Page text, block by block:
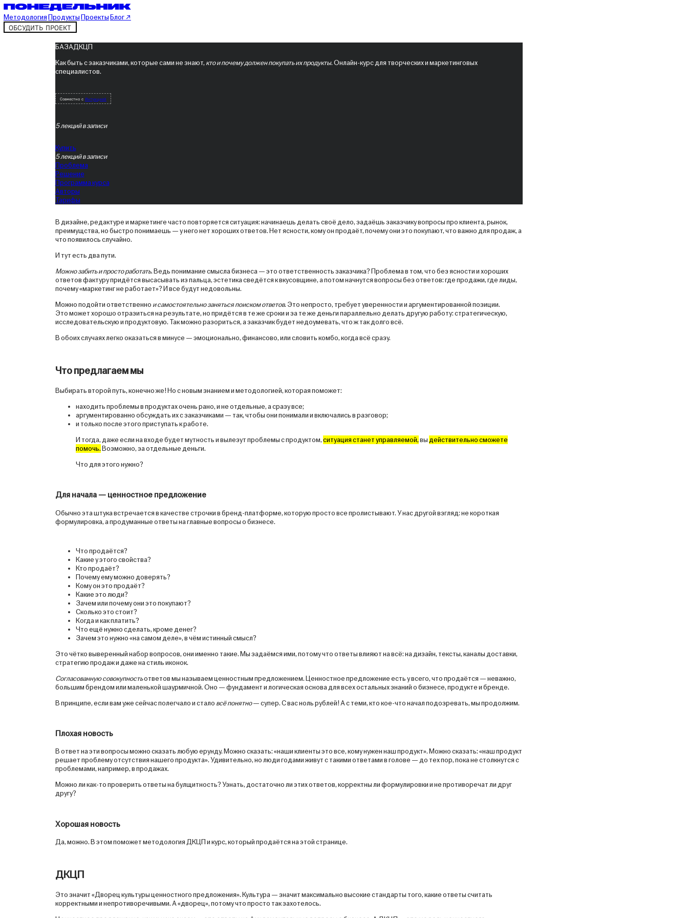
МетодологияПродуктыПроектыБлог ↗
ОБСУДИТЬ ПРОЕКТ
База ДКЦП
БАЗАДКЦП
Как быть с заказчиками, которые сами не знают, кто и почему должен покупать их продукты. Онлайн-курс для творческих и маркетинговых
специалистов.
Совместно с Интуицией
5 лекций в записи
Купить
5 лекций в записи
Проблема
Решение
Программа курса
Авторы
Тарифы
В дизайне, редактуре и маркетинге часто повторяется ситуация: начинаешь делать своё дело, задаёшь заказчику вопросы про клиента, рынок,
преимущства, но быстро понимаешь — у него нет хороших ответов. Нет ясности, кому он продаёт, почему они это покупают, что важно для продаж, а
что появилось случайно.
И тут есть два пути.
Можно забить и просто работать. Ведь понимание смысла бизнеса — это ответственность заказчика? Проблема в том, что без ясности и хороших
ответов фактуру придётся высасывать из пальца, эстетика сведётся к вкусовщине, а потом начнутся вопросы без ответов: где продажи, где лиды,
почему «маркетинг не работает»? И все будут недовольны.
Можно подойти ответственно и самостоятельно заняться поиском ответов. Это непросто, требует уверенности и аргументированной позиции.
Это может хорошо отразиться на результате, но придётся в те же сроки и за те же деньги параллельно делать другую работу: стратегическую,
исследовательскую и продуктовую. Так можно разориться, а заказчик будет недоумевать, что ж так долго всё.
В обоих случаях легко оказаться в минусе — эмоционально, финансово, или словить комбо, когда всё сразу.
Что предлагаем мы
Выбирать второй путь, конечно же! Но с новым знанием и методологией, которая поможет:
находить проблемы в продуктах очень рано, и не отдельные, а сразу все;
аргументированно обсуждать их с заказчиками — так, чтобы они понимали и включались в разговор;
и только после этого приступать к работе.
И тогда, даже если на входе будет мутность и вылезут проблемы с продуктом,ситуация станет управляемой,выдействительно сможете
помочь.Возможно, за отдельные деньги.
Что для этого нужно?
Для начала — ценностное предложение
Обычно эта штука встречается в качестве строчки в бренд-платформе, которую просто все пролистывают. У нас другой взгляд: не короткая
формулировка, а продуманные ответы на главные вопросы о бизнесе.
Что продаётся?
Какие у этого свойства?
Кто продаёт?
Почему ему можно доверять?
Кому он это продаёт?
Какие это люди?
Зачем или почему они это покупают?
Сколько это стоит?
Когда и как платить?
Что ещё нужно сделать, кроме денег?
Зачем это нужно «на самом деле», в чём истинный смысл?
Это чётко выверенный набор вопросов, они именно такие. Мы задаёмся ими, потому что ответы влияют на всё: на дизайн, тексты, каналы доставки,
стратегию продаж и даже на стиль иконок.
Согласованную совокупностьответов мы называем ценностным предложением. Ценностное предложение есть у всего, что продаётся — неважно,
большим брендом или маленькой шаурмичной. Оно — фундамент и логическая основа для всех остальных знаний о бизнесе, продукте и бренде.
В принципе, если вам уже сейчас полегчало и стало всё понятно— супер. С вас ноль рублей! А с теми, кто кое-что начал подозревать, мы продолжим.
Плохая новость
В ответ на эти вопросы можно сказать любую ерунду. Можно сказать: «наши клиенты это все, кому нужен наш продукт». Можно сказать: «наш продукт
решает проблему отсутствия нашего продукта». Удивительно, но люди годами живут с такими ответами в голове — до тех пор, пока не столкнутся с
проблемами, например, в продажах.
Можно ли как-то проверить ответы на булщитность? Узнать, достаточно ли этих ответов, корректны ли формулировки и не противоречат ли друг
другу?
Хорошая новость
Да, можно. В этом поможет методология ДКЦП и курс, который продаётся на этой странице.
ДКЦП
Это значит «Дворец культуры ценностного предложения». Культура — значит максимально высокие стандарты того, какие ответы считать
корректными и непротиворечивыми. А «дворец», потому что просто так захотелось.